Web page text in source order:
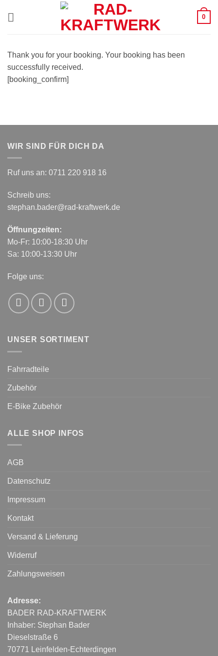
0
Thank you for your booking. Your booking has been
successfully received.
[booking_confirm]
WIR SIND FÜR DICH DA
Ruf uns an: 0711 220 918 16
Schreib uns:
stephan.bader@rad-kraftwerk.de
Öffnungzeiten:
Mo-Fr: 10:00-18:30 Uhr
Sa: 10:00-13:30 Uhr
Folge uns:
UNSER SORTIMENT
Fahrradteile
Zubehör
E-Bike Zubehör
ALLE SHOP INFOS
AGB
Datenschutz
Impressum
Kontakt
Versand & Lieferung
Widerruf
Zahlungsweisen
Adresse:
BADER RAD-KRAFTWERK
Inhaber: Stephan Bader
Dieselstraße 6
70771 Leinfelden-Echterdingen